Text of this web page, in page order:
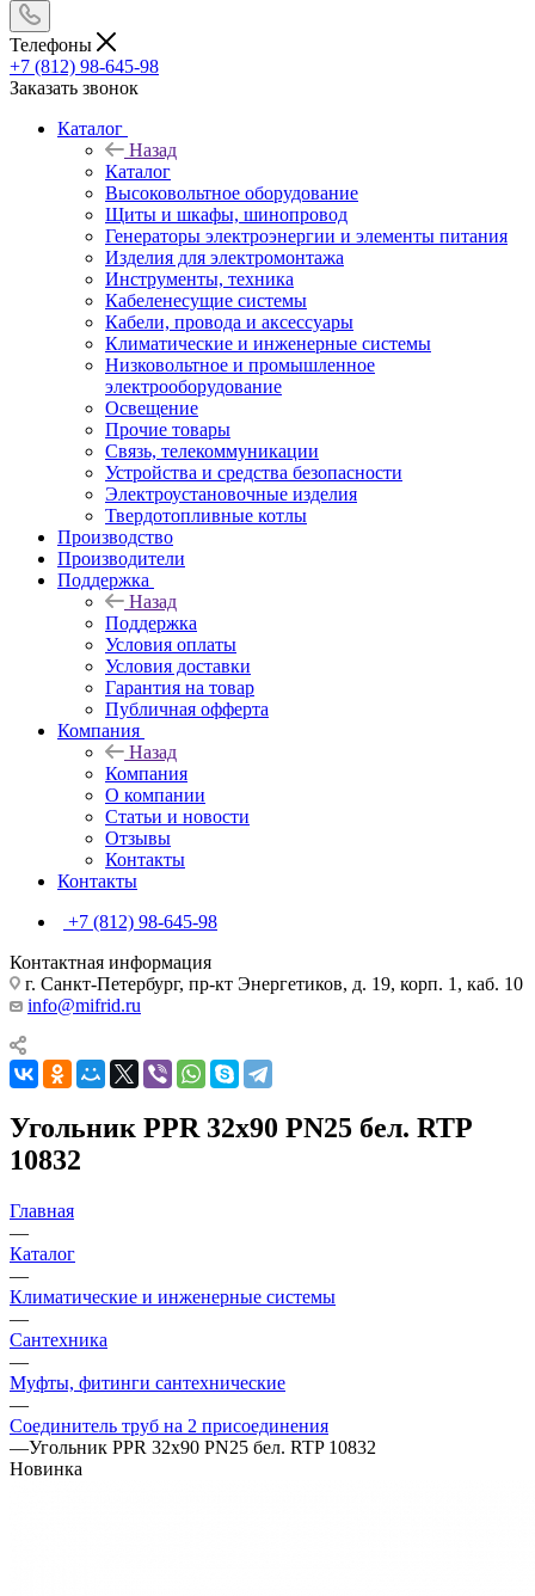
Телефоны
+7 (812) 98-645-98
Заказать звонок
Каталог
Назад
Каталог
Высоковольтное оборудование
Щиты и шкафы, шинопровод
Генераторы электроэнергии и элементы питания
Изделия для электромонтажа
Инструменты, техника
Кабеленесущие системы
Кабели, провода и аксессуары
Климатические и инженерные системы
Низковольтное и промышленное
электрооборудование
Освещение
Прочие товары
Связь, телекоммуникации
Устройства и средства безопасности
Электроустановочные изделия
Твердотопливные котлы
Производство
Производители
Поддержка
Назад
Поддержка
Условия оплаты
Условия доставки
Гарантия на товар
Публичная офферта
Компания
Назад
Компания
О компании
Статьи и новости
Отзывы
Контакты
Контакты
+7 (812) 98-645-98
Контактная информация
г. Санкт-Петербург, пр-кт Энергетиков, д. 19, корп. 1, каб. 10
info@mifrid.ru
Угольник PPR 32х90 PN25 бел. RTP
10832
Главная
—
Каталог
—
Климатические и инженерные системы
—
Сантехника
—
Муфты, фитинги сантехнические
—
Соединитель труб на 2 присоединения
—Угольник PPR 32х90 PN25 бел. RTP 10832
Новинка